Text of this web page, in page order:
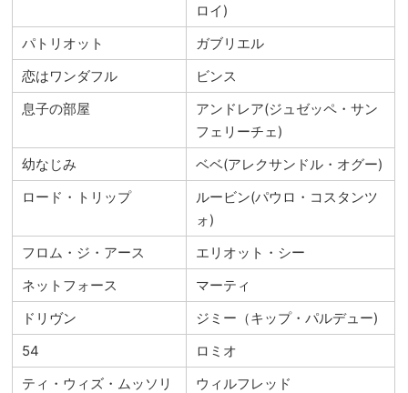
ロイ)
パトリオット
ガブリエル
恋はワンダフル
ビンス
息子の部屋
アンドレア(ジュゼッペ・サン
フェリーチェ)
幼なじみ
ベベ(アレクサンドル・オグー)
ロード・トリップ
ルービン(パウロ・コスタンツ
ォ)
フロム・ジ・アース
エリオット・シー
ネットフォース
マーティ
ドリヴン
ジミー（キップ・パルデュー)
54
ロミオ
ティ・ウィズ・ムッソリ
ウィルフレッド